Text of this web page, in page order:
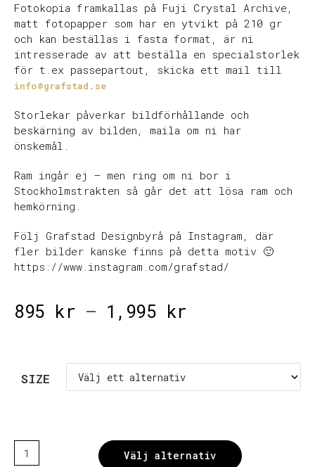
Fotokopia framkallas på Fuji Crystal Archive,
matt fotopapper som har en ytvikt på 210 gr
och kan beställas i fasta format, är ni
intresserade av att beställa en specialstorlek
för t.ex passepartout, skicka ett mail till
info@grafstad.se
Storlekar påverkar bildförhållande och
beskärning av bilden, maila om ni har
önskemål.
Ram ingår ej – men ring om ni bor i
Stockholmstrakten så går det att lösa ram och
hemkörning.
Följ Grafstad Designbyrå på Instagram, där
fler bilder kanske finns på detta motiv 🙂
https://www.instagram.com/grafstad/
895 kr – 1,995 kr
SIZE
Välj alternativ